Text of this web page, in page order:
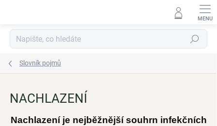
Hledat
Slovník pojmů
NACHLAZENÍ
Nachlazení je nejběžnější souhrn infekčních